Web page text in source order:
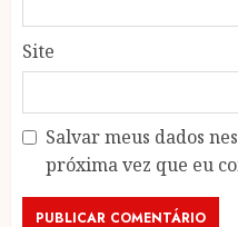
Site
Salvar meus dados
próxima vez que eu